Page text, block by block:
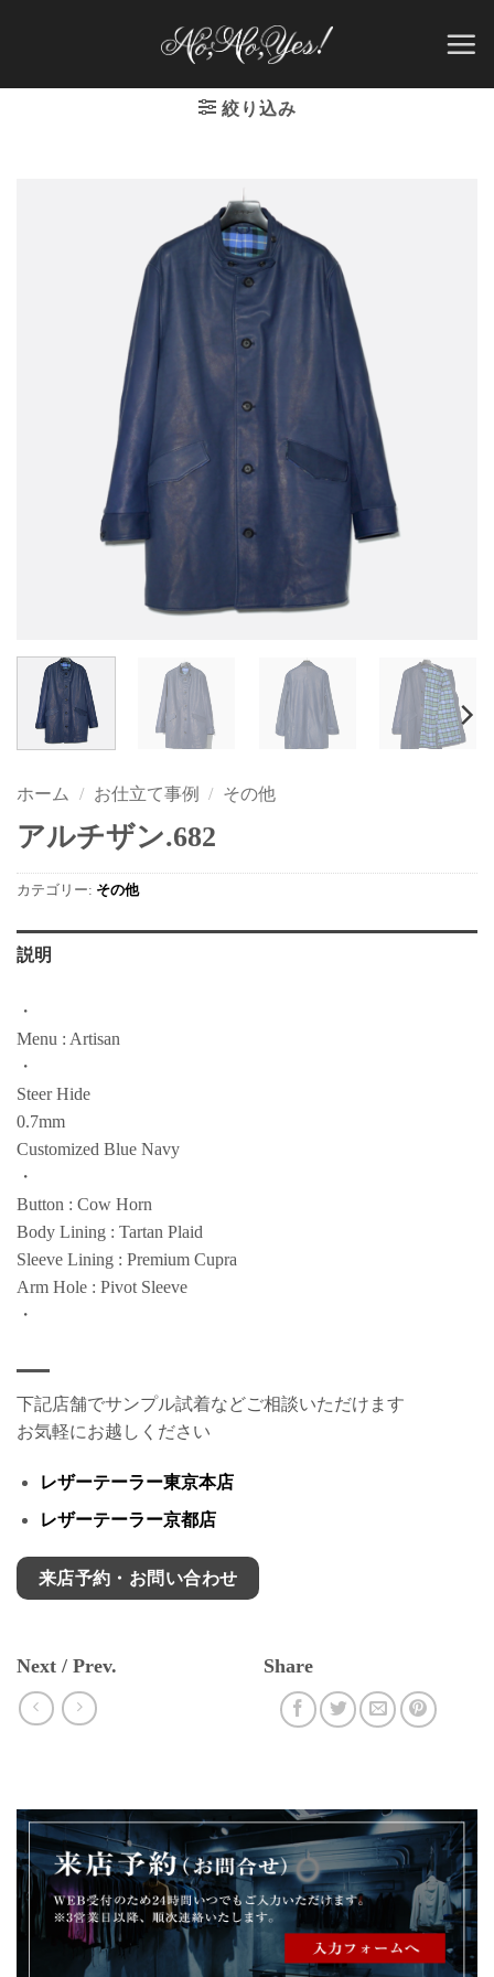
絞り込み
ホーム / お仕立て事例 / その他
アルチザン.682
カテゴリー: その他
説明
・
Menu : Artisan
・
Steer Hide
0.7mm
Customized Blue Navy
・
Button : Cow Horn
Body Lining : Tartan Plaid
Sleeve Lining : Premium Cupra
Arm Hole : Pivot Sleeve
・
下記店舗でサンプル試着などご相談いただけます
お気軽にお越しください
レザーテーラー東京本店
レザーテーラー京都店
来店予約・お問い合わせ
Next / Prev. Share